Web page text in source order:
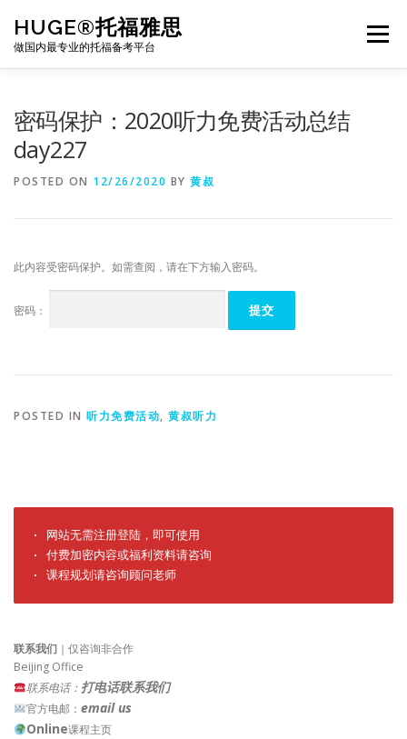
content
HUGE®托福雅思
做国内最专业的托福备考平台
Menu
密码保护：2020听力免费活动总结
day227
POSTED ON 12/26/2020 BY 黄叔
此内容受密码保护。如需查阅，请在下方输入密码。
密码：
POSTED IN 听力免费活动, 黄叔听力
· 网站无需注册登陆，即可使用
· 付费加密内容或福利资料请咨询
· 课程规划请咨询顾问老师
联系我们 ｜仅咨询非合作
Beijing Office
联系电话： 打电话联系我们
官方电邮： email us
Online课程主页